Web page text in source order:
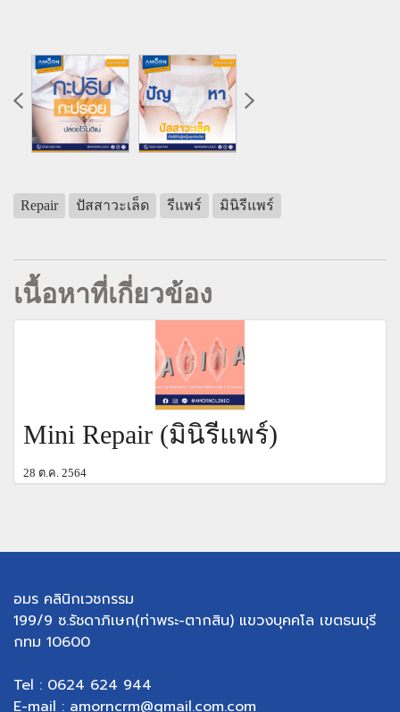
Repair ปัสสาวะเล็ด รีแพร์ มินิรีแพร์
เนื้อหาที่เกี่ยวข้อง
Mini Repair (มินิรีแพร์)
28 ต.ค. 2564
อมร คลินิกเวชกรรม
199/9 ซ.รัชดาภิเษก(ท่าพระ-ตากสิน) แขวงบุคคโล เขตธนบุรี
กทม 10600
Tel : 0624 624 944
E-mail : amorncrm@gmail.com.com